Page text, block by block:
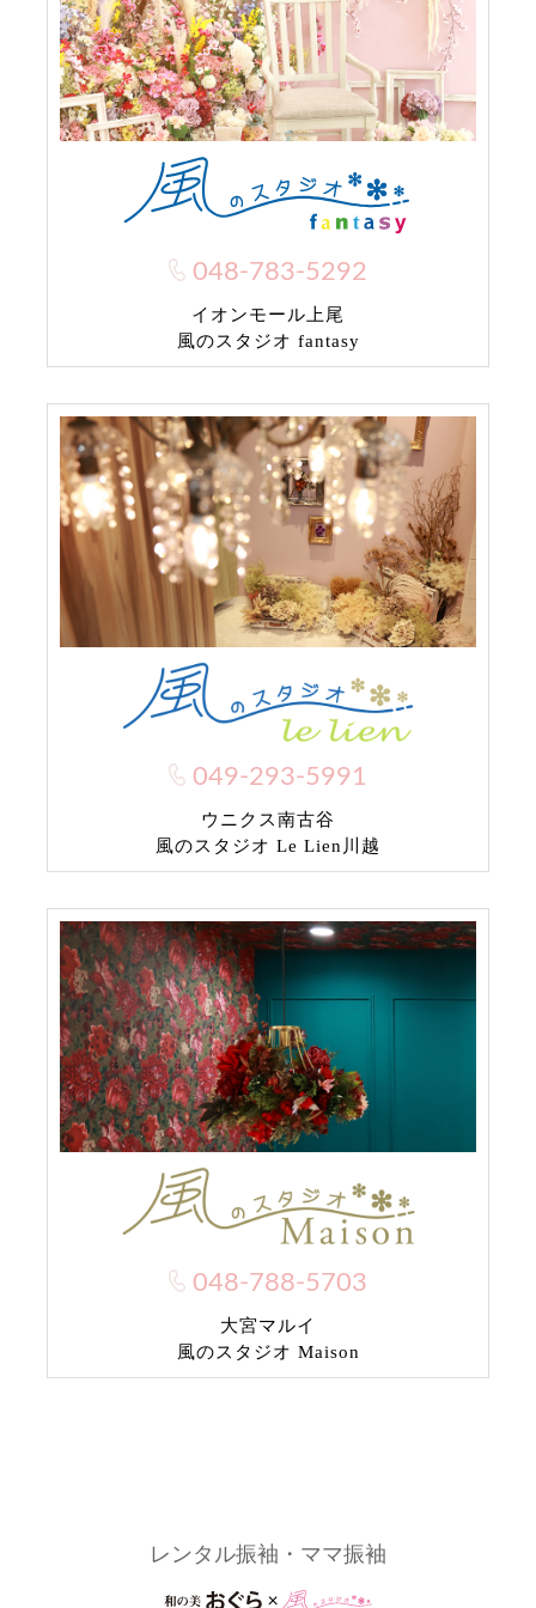
048-783-5292
イオンモール上尾
風のスタジオ fantasy
049-293-5991
ウニクス南古谷
風のスタジオ Le Lien川越
048-788-5703
大宮マルイ
風のスタジオ Maison
レンタル振袖・ママ振袖